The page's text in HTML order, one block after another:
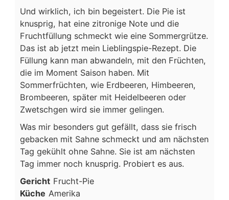
Und wirklich, ich bin begeistert. Die Pie ist
knusprig, hat eine zitronige Note und die
Fruchtfüllung schmeckt wie eine Sommergrütze.
Das ist ab jetzt mein Lieblingspie-Rezept. Die
Füllung kann man abwandeln, mit den Früchten,
die im Moment Saison haben. Mit
Sommerfrüchten, wie Erdbeeren, Himbeeren,
Brombeeren, später mit Heidelbeeren oder
Zwetschgen wird sie immer gelingen.
Was mir besonders gut gefällt, dass sie frisch
gebacken mit Sahne schmeckt und am nächsten
Tag gekühlt ohne Sahne. Sie ist am nächsten
Tag immer noch knusprig. Probiert es aus.
Gericht Frucht-Pie
Küche Amerika